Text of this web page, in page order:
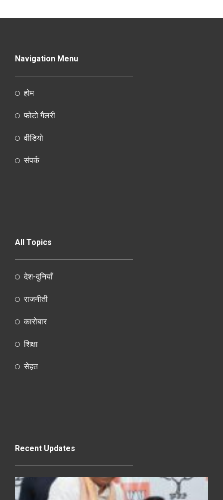
Navigation Menu
होम
फोटो गैलरी
वीडियो
संपर्क
All Topics
देश-दुनियाँ
राजनीती
कारोबार
शिक्षा
सेहत
Recent Updates